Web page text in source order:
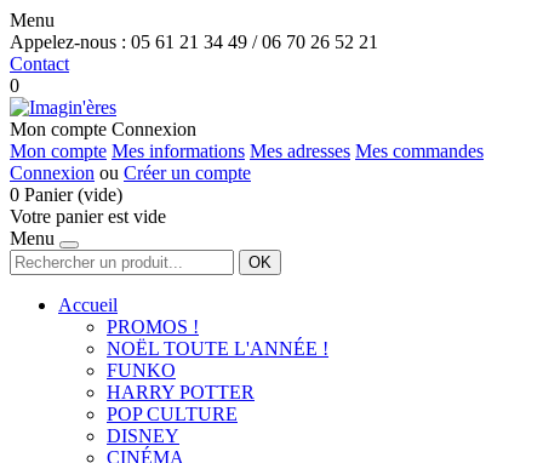
Menu
Appelez-nous : 05 61 21 34 49 / 06 70 26 52 21
Contact
0
Mon compte Connexion
Mon compte Mes informations Mes adresses Mes commandes
Connexion ou Créer un compte
0 Panier (vide)
Votre panier est vide
Menu
OK
Accueil
PROMOS !
NOËL TOUTE L'ANNÉE !
FUNKO
HARRY POTTER
POP CULTURE
DISNEY
CINÉMA